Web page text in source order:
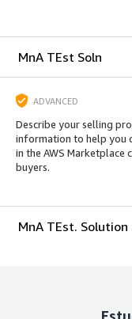
MnA TEst Soln
ADVANCED
Describe your selling
information to help you
in the AWS
buyers.
MnA TEst. Solution